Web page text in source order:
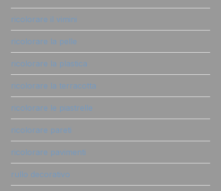
ricolorare il vimini
ricolorare la pelle
ricolorare la plastica
ricolorare la terracotta
ricolorare le piastrelle
ricolorare pareti
ricolorare pavimenti
rullo decorativo